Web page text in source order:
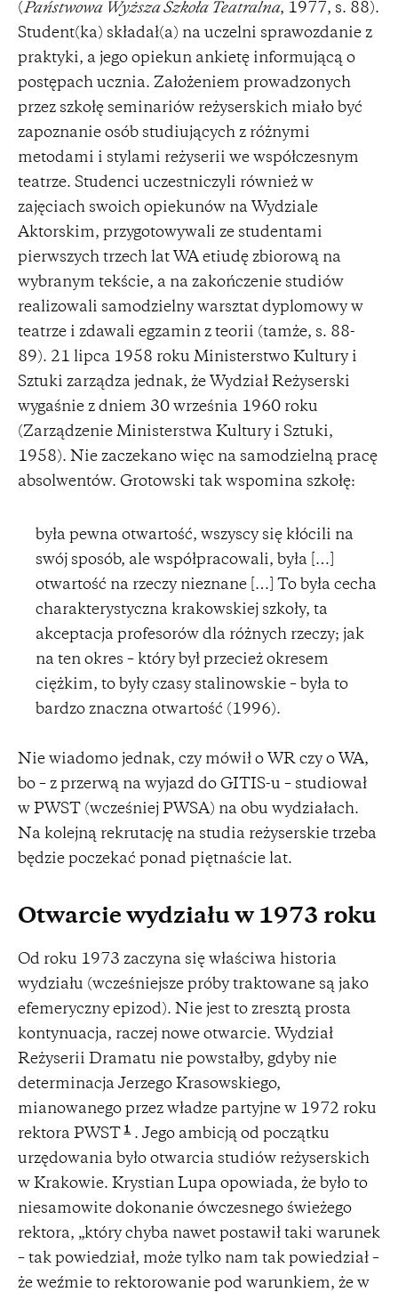
(Państwowa Wyższa Szkoła Teatralna, 1977, s. 88).
Student(ka) składał(a) na uczelni sprawozdanie z
praktyki, a jego opiekun ankietę informującą o
postępach ucznia. Założeniem prowadzonych
przez szkołę seminariów reżyserskich miało być
zapoznanie osób studiujących z różnymi
metodami i stylami reżyserii we współczesnym
teatrze. Studenci uczestniczyli również w
zajęciach swoich opiekunów na Wydziale
Aktorskim, przygotowywali ze studentami
pierwszych trzech lat WA etiudę zbiorową na
wybranym tekście, a na zakończenie studiów
realizowali samodzielny warsztat dyplomowy w
teatrze i zdawali egzamin z teorii (tamże, s. 88-
89). 21 lipca 1958 roku Ministerstwo Kultury i
Sztuki zarządza jednak, że Wydział Reżyserski
wygaśnie z dniem 30 września 1960 roku
(Zarządzenie Ministerstwa Kultury i Sztuki,
1958). Nie zaczekano więc na samodzielną pracę
absolwentów. Grotowski tak wspomina szkołę:
była pewna otwartość, wszyscy się kłócili na
swój sposób, ale współpracowali, była […]
otwartość na rzeczy nieznane […] To była cecha
charakterystyczna krakowskiej szkoły, ta
akceptacja profesorów dla różnych rzeczy; jak
na ten okres – który był przecież okresem
ciężkim, to były czasy stalinowskie – była to
bardzo znaczna otwartość (1996).
Nie wiadomo jednak, czy mówił o WR czy o WA,
bo – z przerwą na wyjazd do GITIS-u – studiował
w PWST (wcześniej PWSA) na obu wydziałach.
Na kolejną rekrutację na studia reżyserskie trzeba
będzie poczekać ponad piętnaście lat.
Otwarcie wydziału w 1973 roku
Od roku 1973 zaczyna się właściwa historia
wydziału (wcześniejsze próby traktowane są jako
efemeryczny epizod). Nie jest to zresztą prosta
kontynuacja, raczej nowe otwarcie. Wydział
Reżyserii Dramatu nie powstałby, gdyby nie
determinacja Jerzego Krasowskiego,
mianowanego przez władze partyjne w 1972 roku
rektora PWST 1 . Jego ambicją od początku
urzędowania było otwarcia studiów reżyserskich
w Krakowie. Krystian Lupa opowiada, że było to
niesamowite dokonanie ówczesnego świeżego
rektora, „który chyba nawet postawił taki warunek
– tak powiedział, może tylko nam tak powiedział –
że weźmie to rektorowanie pod warunkiem, że w